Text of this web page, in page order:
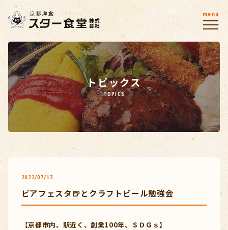
menu
トピックス
TOPICS
2022/07/13
ビアフェスタ🍺とクラフトビール勉強会
【京都市内、駅近く、創業100年、ＳＤＧｓ】